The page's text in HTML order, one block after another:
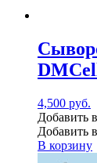
4,500 руб.
Добавить
Добавить
В корзину